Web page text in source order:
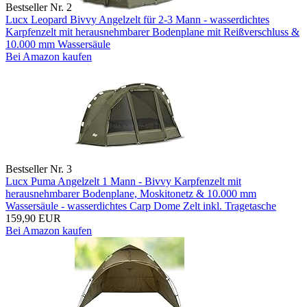
Bestseller Nr. 2
Lucx Leopard Bivvy Angelzelt für 2-3 Mann - wasserdichtes
Karpfenzelt mit herausnehmbarer Bodenplane mit Reißverschluss &
10.000 mm Wassersäule
Bei Amazon kaufen
Bestseller Nr. 3
Lucx Puma Angelzelt 1 Mann - Bivvy Karpfenzelt mit
herausnehmbarer Bodenplane, Moskitonetz & 10.000 mm
Wassersäule - wasserdichtes Carp Dome Zelt inkl. Tragetasche
159,90 EUR
Bei Amazon kaufen